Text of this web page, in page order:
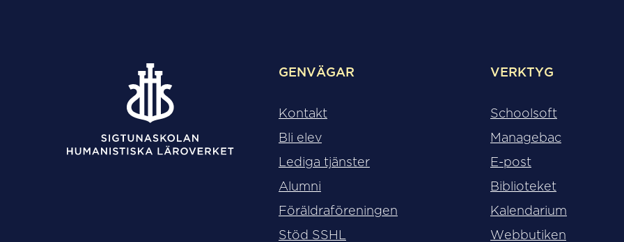
GENVÄGAR
Kontakt
Bli elev
Lediga tjänster
Alumni
Föräldraföreningen
Stöd SSHL
VERKTYG
Schoolsoft
Managebac
E-post
Biblioteket
Kalendarium
Webbutiken